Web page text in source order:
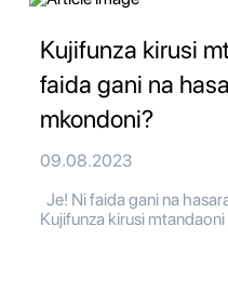
Kujifunza kirusi
faida gani na
mkondoni?
09.08.2023
Je! Ni faida gani na
Kujifunza kirusi